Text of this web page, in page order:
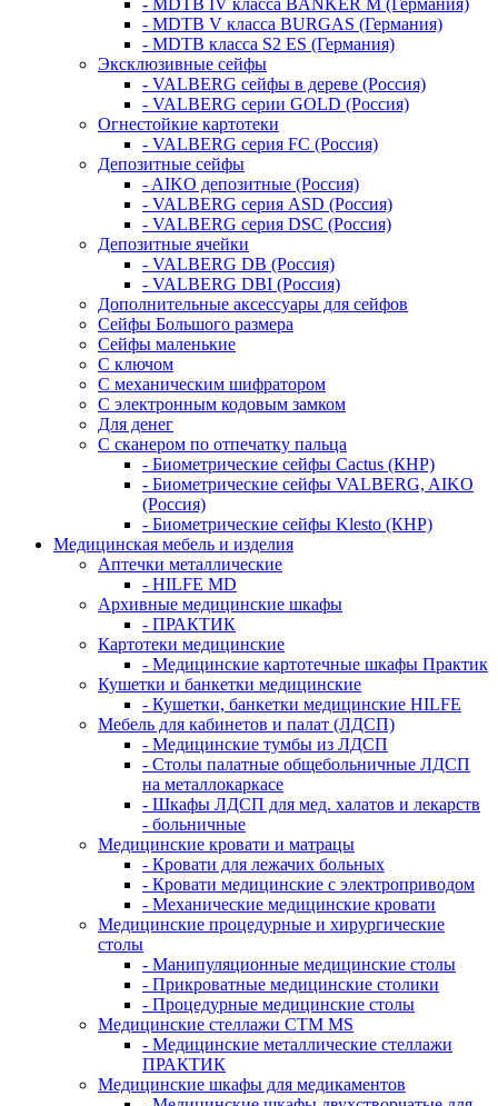
- MDTB IV класса BANKER M (Германия)
- MDTB V класса BURGAS (Германия)
- MDTB класса S2 ES (Германия)
Эксклюзивные сейфы
- VALBERG сейфы в дереве (Россия)
- VALBERG серии GOLD (Россия)
Огнестойкие картотеки
- VALBERG серия FC (Россия)
Депозитные сейфы
- AIKO депозитные (Россия)
- VALBERG серия ASD (Россия)
- VALBERG серия DSC (Россия)
Депозитные ячейки
- VALBERG DB (Россия)
- VALBERG DBI (Россия)
Дополнительные аксессуары для сейфов
Сейфы Большого размера
Сейфы маленькие
С ключом
С механическим шифратором
С электронным кодовым замком
Для денег
С сканером по отпечатку пальца
- Биометрические сейфы Cactus (КНР)
- Биометрические сейфы VALBERG, AIKO
(Россия)
- Биометрические сейфы Klesto (КНР)
Медицинская мебель и изделия
Аптечки металлические
- HILFE MD
Архивные медицинские шкафы
- ПРАКТИК
Картотеки медицинские
- Медицинские картотечные шкафы Практик
Кушетки и банкетки медицинские
- Кушетки, банкетки медицинские HILFE
Мебель для кабинетов и палат (ЛДСП)
- Медицинские тумбы из ЛДСП
- Столы палатные общебольничные ЛДСП
на металлокаркасе
- Шкафы ЛДСП для мед. халатов и лекарств
- больничные
Медицинские кровати и матрацы
- Кровати для лежачих больных
- Кровати медицинские с электроприводом
- Механические медицинские кровати
Медицинские процедурные и хирургические
столы
- Манипуляционные медицинские столы
- Прикроватные медицинские столики
- Процедурные медицинские столы
Медицинские стеллажи CTM MS
- Медицинские металлические стеллажи
ПРАКТИК
Медицинские шкафы для медикаментов